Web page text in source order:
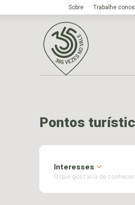
Sobre Trabalhe
Pontos
Interesses